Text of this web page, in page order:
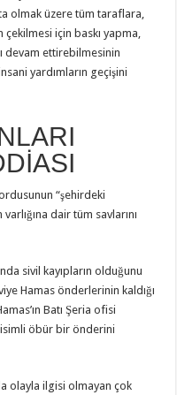
olmak üzere tüm taraflara,
için baskı yapma,
devam ettirebilmesinin
yardımların geçişini
“şehirdeki
dair tüm savlarını
sivil kayıpların olduğunu
Hamas önderlerinin kaldığı
Batı Şeria ofisi
isimli öbür bir önderini
olayla ilgisi olmayan çok